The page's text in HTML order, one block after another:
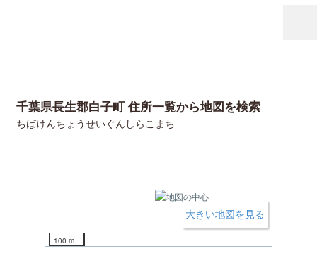
千葉県長生郡白子町 住所一覧から地図を検索
ちばけんちょうせいぐんしらこまち
100 m
大きい地図を見る